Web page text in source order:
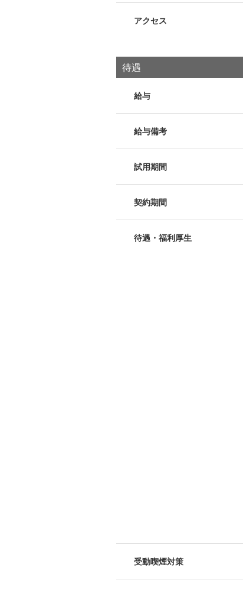
アクセス
待遇
給与
給与備考
試用期間
契約期間
待遇・福利厚生
受動喫煙対策